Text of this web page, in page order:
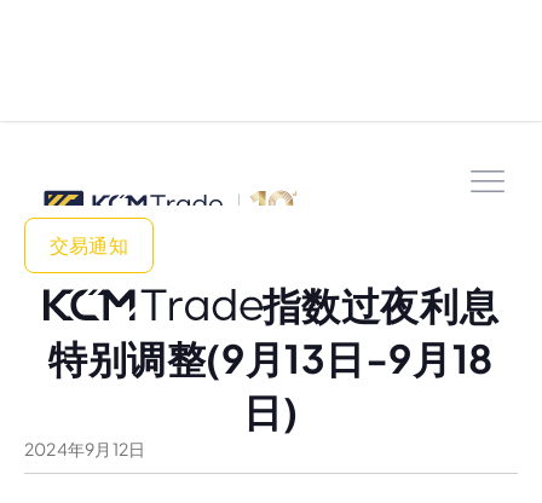
交易通知
指数过夜利息
特别调整(9月13日-9月18
日)
2024年9月 12日